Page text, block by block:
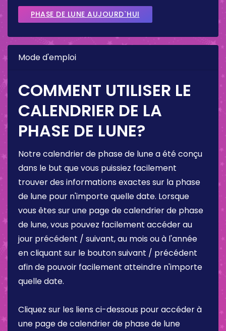
PHASE DE LUNE AUJOURD`HUI
Mode d'emploi
COMMENT UTILISER LE
CALENDRIER DE LA
PHASE DE LUNE?
Notre calendrier de phase de lune a été conçu
dans le but que vous puissiez facilement
trouver des informations exactes sur la phase
de lune pour n'importe quelle date. Lorsque
vous êtes sur une page de calendrier de phase
de lune, vous pouvez facilement accéder au
jour précédent / suivant, au mois ou à l'année
en cliquant sur le bouton suivant / précédent
afin de pouvoir facilement atteindre n'importe
quelle date.
Cliquez sur les liens ci-dessous pour accéder à
une page de calendrier de phase de lune